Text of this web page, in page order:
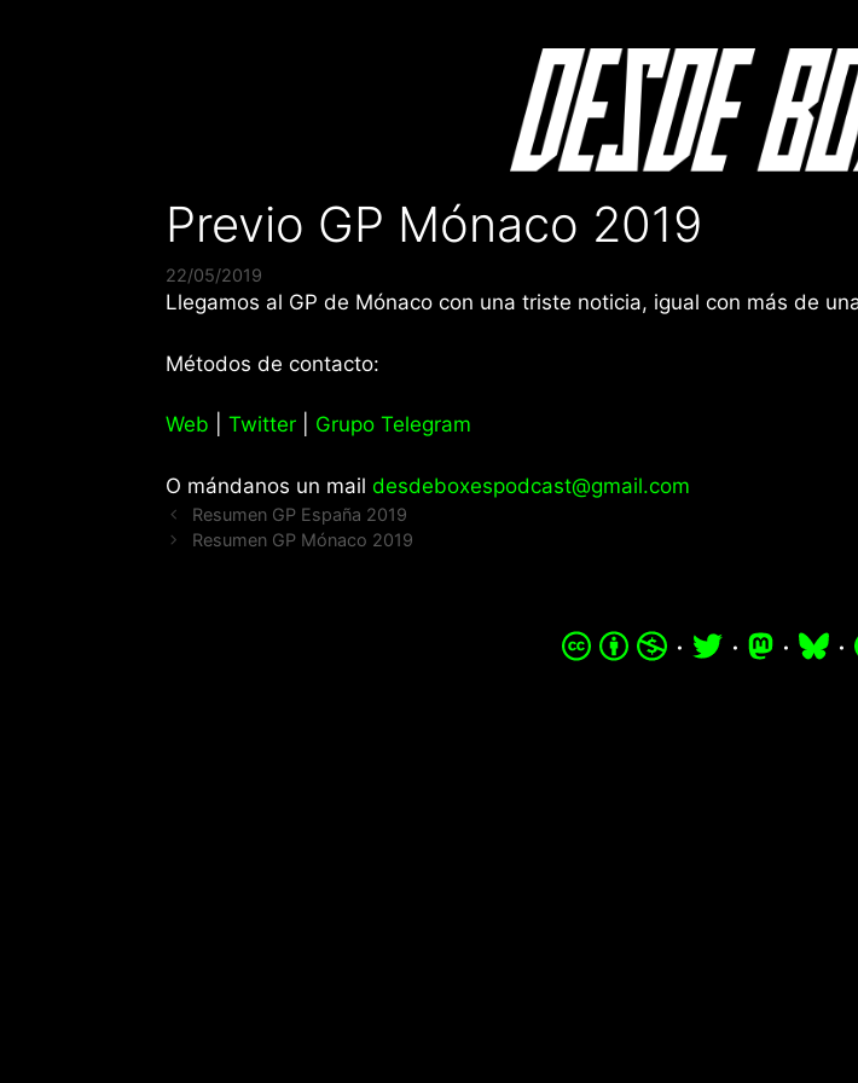
Previo GP Mónaco 2019
22/05/2019
Llegamos al GP de Mónaco con una triste noticia, igual con más de
Métodos de contacto:
Web Twitter Grupo Telegram
O mándanos un mail desdeboxespodcast@gmail.com
Resumen GP España 2019
Resumen GP Mónaco 2019
· · · ·